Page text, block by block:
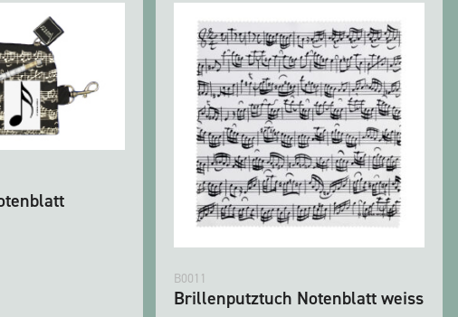
B0011
Brillenputztuch Notenblatt weiss